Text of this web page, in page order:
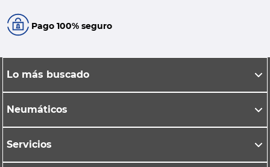
Pago 100% seguro
Lo más buscado
Neumáticos
Servicios